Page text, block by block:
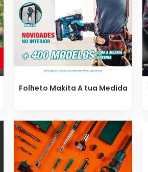
Folheto Makita A tua Medida